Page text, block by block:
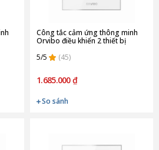
Công tắc cảm ứng thông minh
Orvibo điều khiển 2 thiết bị
5/5
(45)
1.685.000 ₫
So sánh